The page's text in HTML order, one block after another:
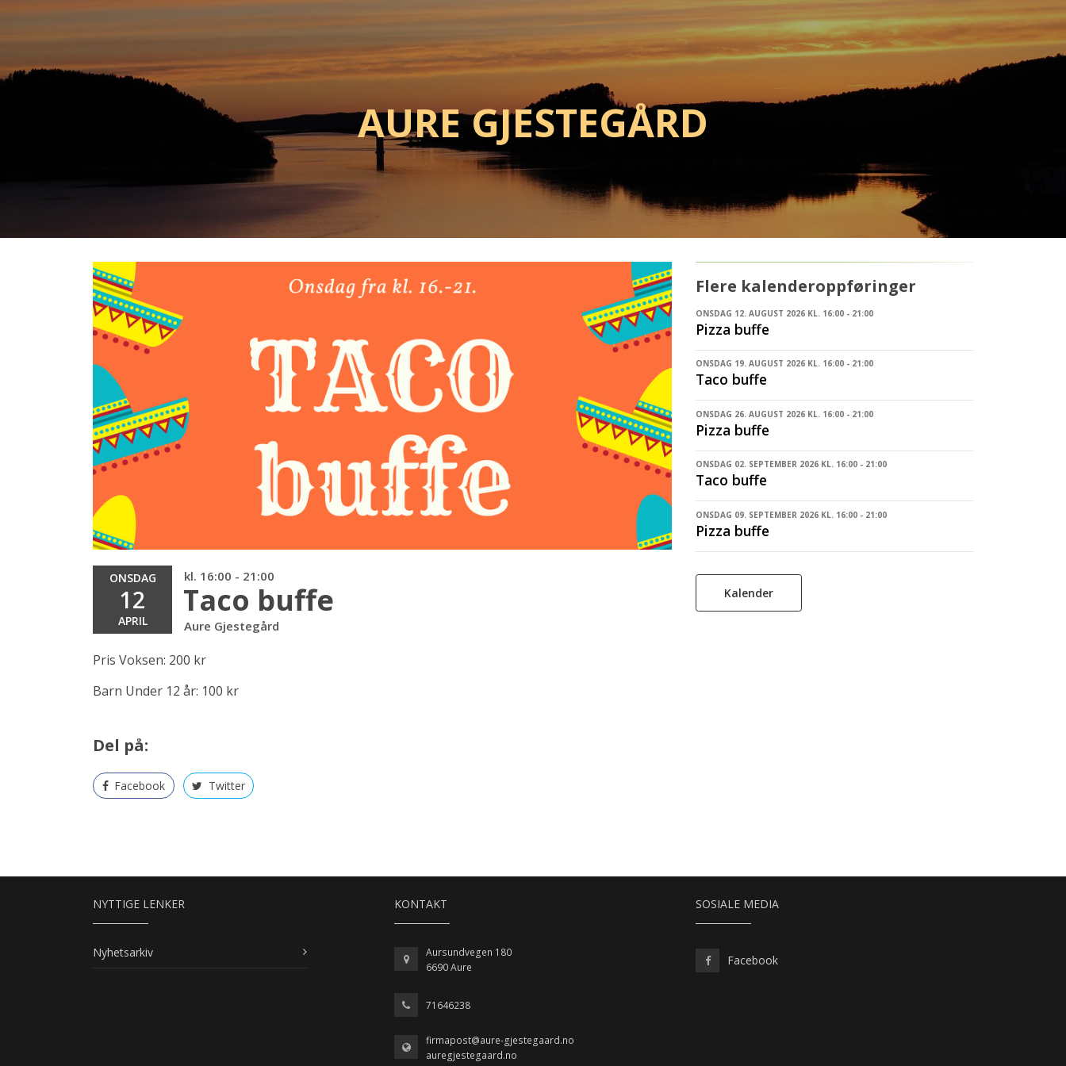
Aure Gjestegård
ONSDAG
12
APRIL
kl. 16:00 - 21:00
Taco buffe
Aure Gjestegård
Pris Voksen: 200 kr
Barn Under 12 år: 100 kr
Del på:
Facebook Twitter
Flere kalenderoppføringer
ONSDAG 12. AUGUST 2026 KL. 16:00 - 21:00
Pizza buffe
ONSDAG 19. AUGUST 2026 KL. 16:00 - 21:00
Taco buffe
ONSDAG 26. AUGUST 2026 KL. 16:00 - 21:00
Pizza buffe
ONSDAG 02. SEPTEMBER 2026 KL. 16:00 - 21:00
Taco buffe
ONSDAG 09. SEPTEMBER 2026 KL. 16:00 - 21:00
Pizza buffe
Kalender
NYTTIGE LENKER
Nyhetsarkiv
KONTAKT
Aursundvegen 180
6690 Aure
71646238
firmapost@aure-gjestegaard.no
auregjestegaard.no
SOSIALE MEDIA
Facebook